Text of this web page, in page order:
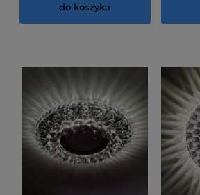
do koszyka